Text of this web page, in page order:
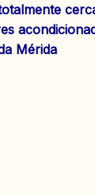
Mérida